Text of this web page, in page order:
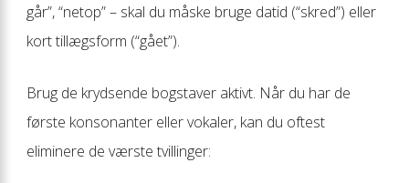
går”, “netop” – skal du måske bruge datid (“skred”) eller
kort tillægsform (“gået”).
Brug de krydsende bogstaver aktivt. Når du har de
første konsonanter eller vokaler, kan du oftest
eliminere de værste tvillinger: